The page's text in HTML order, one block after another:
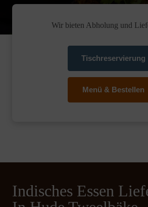
Wir bieten Abholung und
Tischreservierung
Menü & Bestellen
Indisches Essen